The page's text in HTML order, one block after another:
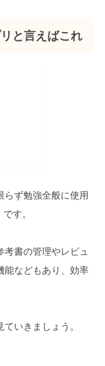
と言えばこれ
らず勉強全般に使用
です。
書の管理やレビュ
能などもあり、効率
いきましょう。